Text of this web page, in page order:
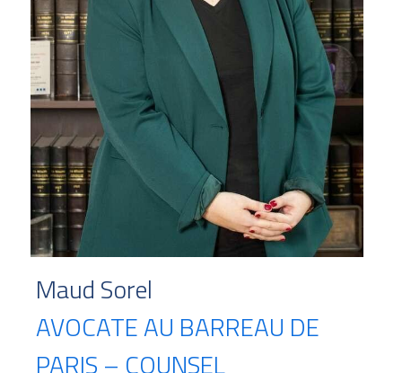
Maud Sorel
AVOCATE AU BARREAU DE
PARIS – COUNSEL